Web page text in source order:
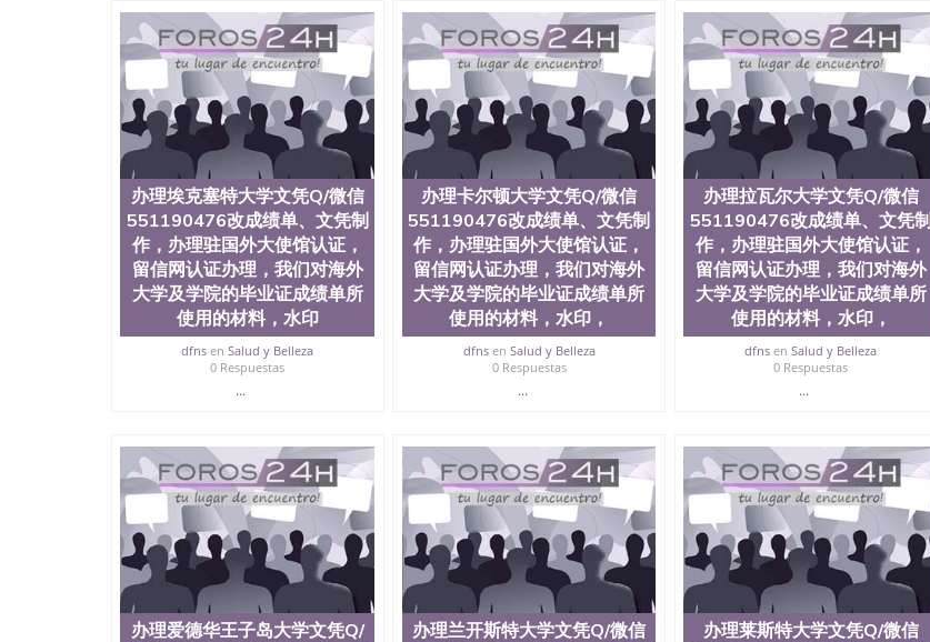
文凭、假文凭假毕业证假学历书制作、假制作、办理、仿制学位证书、毕业证文凭、文凭毕业证、毕业证
认证、留服认证、使馆认证、使馆证明、使馆留学回国人员证明、留学生认证、学历认证、文凭认证学位
认证、留学生学历认证、留学生学位认证、英国文凭学历、美国文凭学历、澳洲文凭学历、加拿大文凭学
历、新西兰学历认证等q:551190476 微信：551190476 圣何塞州立大学毕业证（San Jose State
University）圣何塞州立大学毕业证（San Jose State University）圣何塞州立大学毕业证（San Jose State
University）圣何塞州立大学成绩单（San Jose State University）圣何塞州立大学成绩单（ San Jose State
University）圣何塞州立大学成绩单（San Jose State University）成绩单圣何塞州立大学文凭（San Jose
State University）圣何塞州立大学（San Jose State University）圣何塞州立大学（San Jose State
University）圣何塞州立大学（ San Jose State University）圣何塞州立大学（San Jose State University）
圣何塞州立大学文凭（San Jose State University）圣何塞州立大学文凭（San Jose State University）文凭
圣何塞州立大学文凭（San Jose State University）圣何塞州立大学学历（ San Jose State University）圣何
塞州立大学学历（San Jose State University）圣何塞州立大学学历（San Jose State University）圣 塞州立
大学学历（San Jose State University）圣何塞州立大学（San Jose State University）圣何塞州立大学
（San Jose State University）圣何塞州立大学（San Jose State University）圣何塞州立大学（San Jose
State University）圣何塞州立大学学位证（San Jose State University）圣何塞州立大学学位证（San Jose
State University）圣何塞州立大学学位证（San Jose State University）圣何塞州立大学（San Jose State
University）圣何塞州立大学（San Jose State University）圣何塞州立大学（San Jose State University）圣
何塞州立大学（San Jose State University）圣何塞州立大学学位证（San Jose State University）圣何塞州
立大学学位证（San Jose State University）圣何塞州立大学结业证（San Jose State University）圣何塞州
立大学学历证书（San Jose State University）圣何塞州立大学学历证书（San Jose State University）圣何
塞州立大学学历证书（San Jose State University）澳洲读书未毕业找人做文凭学位qq微信551190476澳洲
读CQU中央昆士兰大学学历 绩单购买学位证书/澳洲读本科硕士做文凭/购买澳洲大学毕业证成绩单假文凭
学历offieUniversityofSouthernQueensland 澳洲读书未毕业找人做文凭学位qq微信551190476澳洲读CQU中
央昆士兰大学学历成绩单购买学位证书/澳洲读本科硕士做文凭/购买澳洲大学毕业证成绩单假文凭学历办
理北英属哥伦比亚大学文凭Q/微信551190476改成绩单、文凭制作，办理驻国外大使馆认证，留信网认证
办理，我们对海外大学及学院的毕业证成绩单所使用的材料，水印，阴影底纹，钢印LOGO烫金烫银，
LOGO烫金烫银复合重叠，文字图案浮雕，激光镭射，紫外荧光，温感，复印防伪）都有原版本文凭对照
University of Northern British Columbia
办理埃克塞特大学文凭Q/微信
551190476改成绩单、文凭制
作，办理驻国外大使馆认证，
留信网认证办理，我们对海外
大学及学院的毕业证成绩单所
使用的材料，水印
dfns enSalud y Belleza
0 Respuestas
...
办理卡尔顿大学文凭Q/微信
551190476改成绩单、文凭制
作，办理驻国外大使馆认证，
留信网认证办理，我们对海外
大学及学院的毕业证成绩单所
使用的材料，水印，
dfnsen Salud y Belleza
0 Respuestas
...
办理拉瓦尔大学文凭Q/微信
551190476改成绩单、文凭制
作，办理驻国外大使馆认证，
留信网认证办理，我们对海外
大学及学院的毕业证成绩单所
使用的材料，水印，
dfns enSalud y Belleza
0 Respuestas
...
办理爱德华王子岛大学文凭Q/
办理兰开斯特大学文凭Q/微信
办理莱斯特大学文凭Q/微信